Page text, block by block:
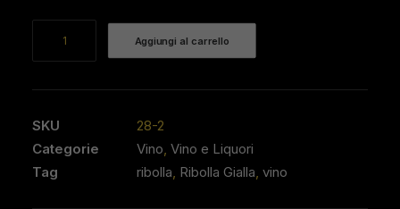
Del
Rizzo
quantità
Aggiungi al carrello
SKU
28-2
Categorie
Vino, Vino e Liquori
Tag
ribolla, Ribolla Gialla, vino